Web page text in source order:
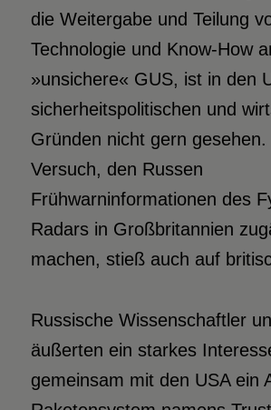
die Weitergabe und Teilung
Technologie und Know-How
»unsichere« GUS, ist in den
sicherheitspolitischen und
Gründen nicht gern gesehen.
Versuch, den Russen
Frühwarninformationen des
Radars in Großbritannien
machen, stieß auch auf
Russische Wissenschaftler
äußerten ein starkes
gemeinsam mit den USA ein